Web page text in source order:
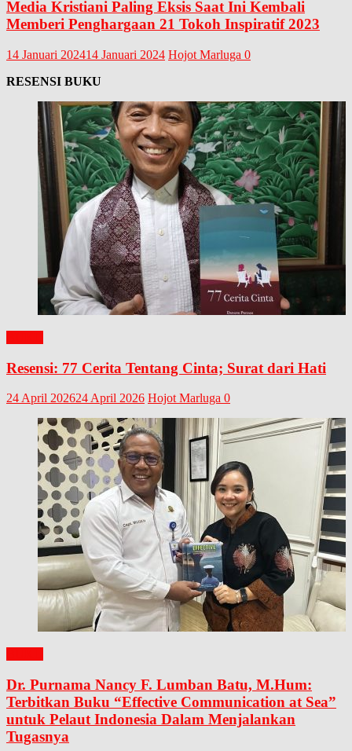
Media Kristiani Paling Eksis Saat Ini Kembali
Memberi Penghargaan 21 Tokoh Inspiratif 2023
14 Januari 202414 Januari 2024 Hojot Marluga 0
RESENSI BUKU
Resensi: 77 Cerita Tentang Cinta; Surat dari Hati
24 April 202624 April 2026 Hojot Marluga 0
Dr. Purnama Nancy F. Lumban Batu, M.Hum:
Terbitkan Buku “Effective Communication at Sea”
untuk Pelaut Indonesia Dalam Menjalankan
Tugasnya